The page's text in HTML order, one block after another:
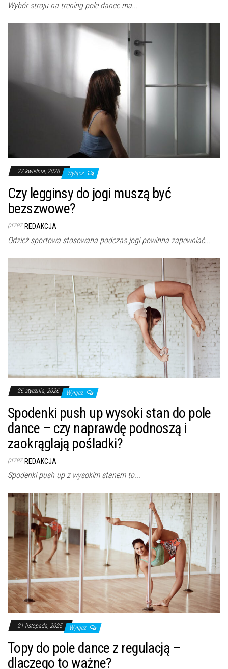
Wybór stroju na trening pole dance ma...
27 kwietnia, 2026 Wyłącz
Czy legginsy do jogi muszą być
bezszwowe?
przez REDAKCJA
Odzież sportowa stosowana podczas jogi powinna zapewniać...
26 stycznia, 2026 Wyłącz
Spodenki push up wysoki stan do pole
dance – czy naprawdę podnoszą i
zaokrąglają pośladki?
przez REDAKCJA
Spodenki push up z wysokim stanem to...
21 listopada, 2025 Wyłącz
Topy do pole dance z regulacją –
dlaczego to ważne?